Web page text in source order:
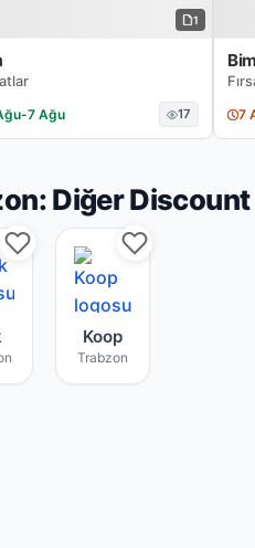
1
-7 Ağu 17
Bim
7
Diğer Discount
Trabzon mağazasının bu
Koop Trabzon
Koop
Trabzon